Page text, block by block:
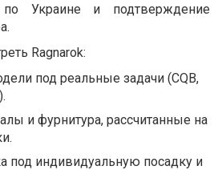
по Украине и подтверждение
Ragnarok:
под реальные задачи (CQB,
и фурнитура, рассчитанные на
под индивидуальную посадку и